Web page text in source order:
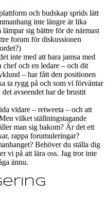
och budskap sprids lätt
inte längre är lika
sig bättre för de närmast
forum för diskussionen
inte med att bara jamsa med
och en ledare – och dit
– har fått den positionen
ta rygg på och som vi förväntar
avseendet har de brustit
vidare – retweeta – och att
vilket ställningstagande
man sig bakom? Är det ett
rappa forumuleringar?
Behöver du ställa dig
vi på att lära oss. Jag tror inte
ännu.